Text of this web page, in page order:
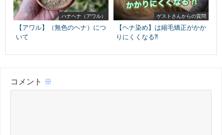
ハナヘナ（アワル）
【アワル】（無色のヘナ）につ
いて
ゲストさんからの質問
【ヘナ染め】は縮毛矯正がかか
りにくくなる⁈
コメント ※